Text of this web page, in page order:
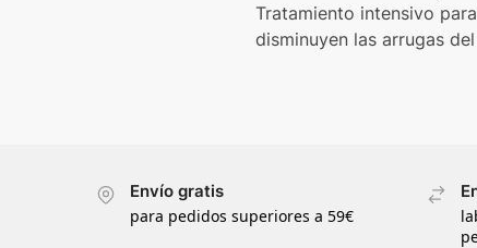
Tratamiento intensivo
disminuyen las arrugas
Envío gratis
para pedidos superiores a 59€